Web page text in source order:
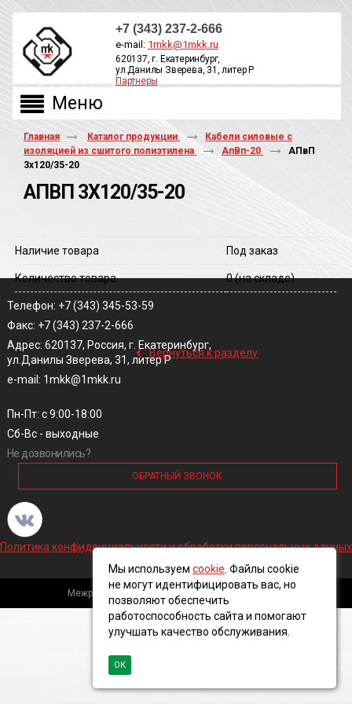
+7 (343) 237-2-666
e-mail: 1mkk@1mkk.ru
620137, г. Екатеринбург,
ул.Данилы Зверева, 31, литер Р
Партнеры
Главная Каталог продукции
Кабели силовые с
изоляцией из сшитого полиэтилена
АпВп-20
АПвП
3х120/35-20
АПВП 3Х120/35-20
Наличие товара Под заказ
Количество товара 0(на складе)
‹ Вернуться к разделу
Телефон: +7 (343) 345-53-59
Факс: +7 (343) 237-2-666
Адрес: 620137, Россия, г. Екатеринбург,
ул.Данилы Зверева, 31, литер Р
e-mail: 1mkk@1mkk.ru
Пн-Пт: с 9:00-18:00
Сб-Вс - выходные
Не дозвонились?
ОБРАТНЫЙ ЗВОНОК
Политика конфиденциальности и обработки персональных данных
Межрегиональная кабельная компания, 2016 ©
Мы используем cookie . Файлы cookie
не могут идентифицировать вас, но
позволяют обеспечить
работоспособность сайта и помогают
улучшать качество обслуживания.
ОК